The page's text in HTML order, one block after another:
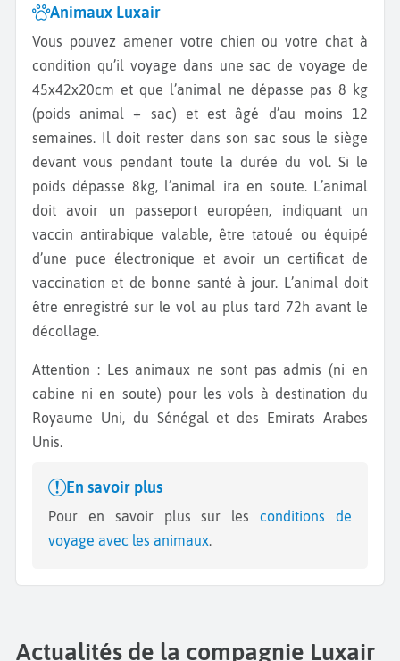
Animaux Luxair
Vous pouvez amener votre chien ou votre chat à
condition qu’il voyage dans une sac de voyage de
45x42x20cm et que l’animal ne dépasse pas 8 kg
(poids animal + sac) et est âgé d’au moins 12
semaines. Il doit rester dans son sac sous le siège
devant vous pendant toute la durée du vol. Si le
poids dépasse 8kg, l’animal ira en soute. L’animal
doit avoir un passeport européen, indiquant un
vaccin antirabique valable, être tatoué ou équipé
d’une puce électronique et avoir un certificat de
vaccination et de bonne santé à jour. L’animal doit
être enregistré sur le vol au plus tard 72h avant le
décollage.
Attention : Les animaux ne sont pas admis (ni en
cabine ni en soute) pour les vols à destination du
Royaume Uni, du Sénégal et des Emirats Arabes
Unis.
En savoir plus
Pour en savoir plus sur les conditions de
voyage avec les animaux.
Actualités de la compagnie Luxair